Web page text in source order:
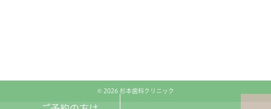
© 2026 杉本歯科クリニック